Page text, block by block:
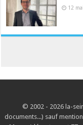
12
© 2002 - 2026 la-
documents...) sauf